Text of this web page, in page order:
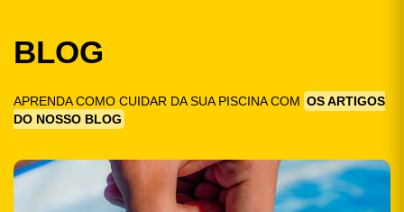
BLOG
APRENDA COMO CUIDAR DA SUA PISCINA COM OS ARTIGOS
DO NOSSO BLOG